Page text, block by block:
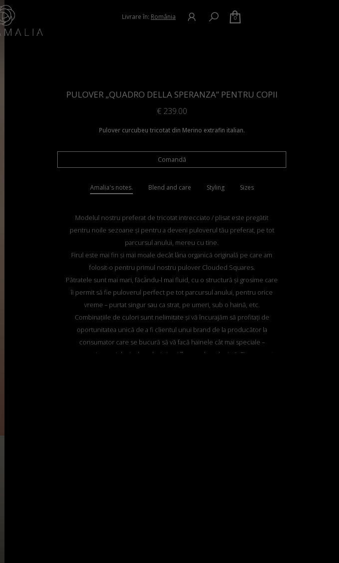
Livrare în: România 0
PULOVER „QUADRO DELLA SPERANZA” PENTRU COPII
€239.00
Pulover curcubeu tricotat din Merino extrafin italian.
Comandă
Amalia's notes. Blend and care Styling Sizes
Modelul nostru preferat de tricotat intrecciato / plisat este pregătit
pentru noile sezoane și pentru a deveni puloverul tău preferat, pe tot
parcursul anului, mereu cu tine.
Firul este mai fin și mai moale decât lâna organică originală pe care am
folosit-o pentru primul nostru pulover Clouded Squares.
Pătratele sunt mai mari, făcându-l mai fluid, cu o structură și grosime care
îi permit să fie puloverul perfect pe tot parcursul anului, pentru orice
vreme – purtat singur sau ca strat, pe umeri, sub o haină, etc.
Combinațiile de culori sunt nelimitate și vă încurajăm să profitați de
oportunitatea unică de a fi clientul unui brand de la producător la
consumator care se bucură să vă facă hainele cât mai speciale –
concepeți propriul mix de culori și noi îl vom aduce la viață. Fie ca acesta